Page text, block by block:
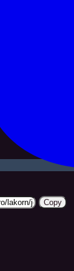
Copy